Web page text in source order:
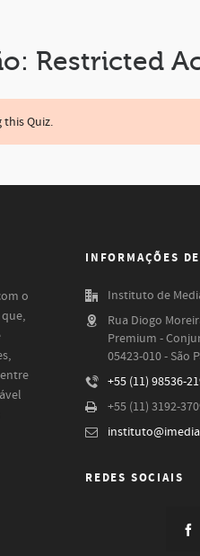
Restricted
this Quiz.
o
INFORMAÇÕES
Instituto de
Rua Diogo
Premium -
05423-010 - São
+55 (11) 98536-
+55 (11) 3192-
REDES SOCIAIS